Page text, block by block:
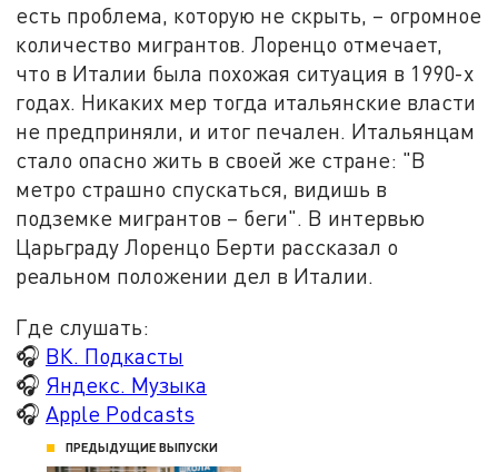
есть проблема, которую не скрыть, – огромное
количество мигрантов. Лоренцо отмечает,
что в Италии была похожая ситуация в 1990-х
годах. Никаких мер тогда итальянские власти
не предприняли, и итог печален. Итальянцам
стало опасно жить в своей же стране: "В
метро страшно спускаться, видишь в
подземке мигрантов – беги". В интервью
Царьграду Лоренцо Берти рассказал о
реальном положении дел в Италии.
Где слушать:
🎧 ВК. Подкасты
🎧 Яндекс. Музыка
🎧 Apple Podcasts
ПРЕДЫДУЩИЕ ВЫПУСКИ